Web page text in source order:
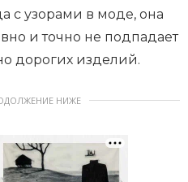
с узорами в моде, она
и точно не подпадает
дорогих изделий.
НИЖЕ